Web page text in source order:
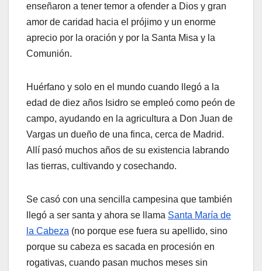
enseñaron a tener temor a ofender a Dios y gran
amor de caridad hacia el prójimo y un enorme
aprecio por la oración y por la Santa Misa y la
Comunión.
Huérfano y solo en el mundo cuando llegó a la
edad de diez años Isidro se empleó como peón de
campo, ayudando en la agricultura a Don Juan de
Vargas un dueño de una finca, cerca de Madrid.
Allí pasó muchos años de su existencia labrando
las tierras, cultivando y cosechando.
Se casó con una sencilla campesina que también
llegó a ser santa y ahora se llama Santa María de
la Cabeza (no porque ese fuera su apellido, sino
porque su cabeza es sacada en procesión en
rogativas, cuando pasan muchos meses sin